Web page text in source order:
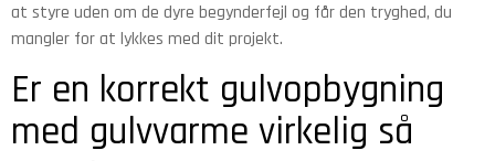
at styre uden om de dyre begynderfejl og får den tryghed, du
mangler for at lykkes med dit projekt.
Er en korrekt gulvopbygning
med gulvvarme virkelig så